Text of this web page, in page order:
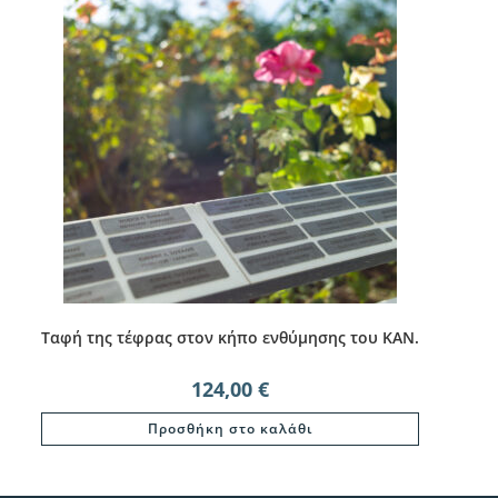
Ταφή της τέφρας στον κήπο ενθύμησης του ΚΑΝ.
124,00 €
Προσθήκη στο καλάθι